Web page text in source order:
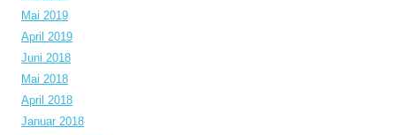
Mai 2019
April 2019
Juni 2018
Mai 2018
April 2018
Januar 2018